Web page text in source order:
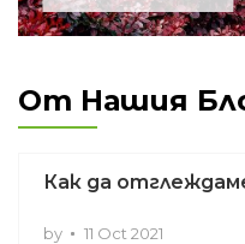
От Нашия
Как да
by 11 Oct 2021